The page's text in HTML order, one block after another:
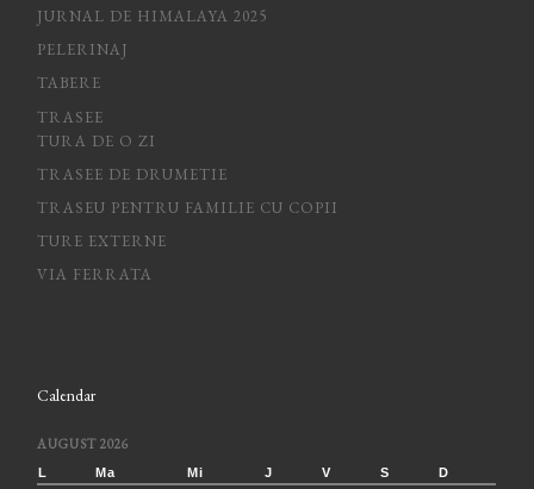
JURNAL DE HIMALAYA 2025
PELERINAJ
TABERE
TRASEE
TURA DE O ZI
TRASEE DE DRUMETIE
TRASEU PENTRU FAMILIE CU COPII
TURE EXTERNE
VIA FERRATA
Calendar
AUGUST 2026
L Ma Mi J V S D